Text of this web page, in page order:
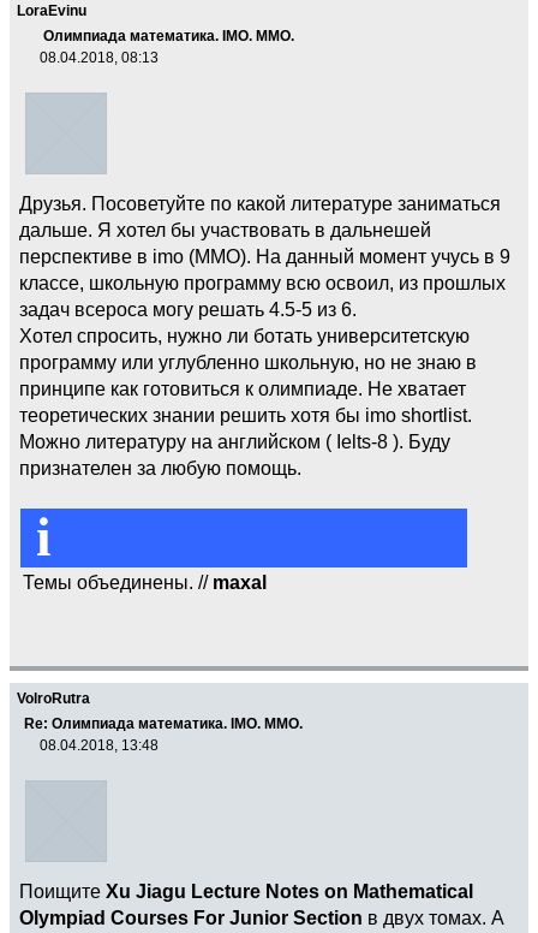
LoraEvinu
Олимпиада математика. IMO. ММО.
08.04.2018, 08:13
Друзья. Посоветуйте по какой литературе заниматься
дальше. Я хотел бы участвовать в дальнешей
перспективе в imo (ММО). На данный момент учусь в 9
классе, школьную программу всю освоил, из прошлых
задач всероса могу решать 4.5-5 из 6.
Хотел спросить, нужно ли ботать университетскую
программу или углубленно школьную, но не знаю в
принципе как готовиться к олимпиаде. Не хватает
теоретических знании решить хотя бы imo shortlist.
Можно литературу на английском ( Ielts-8 ). Буду
признателен за любую помощь.
i
Темы объединены. // maxal
VolroRutra
Re: Олимпиада математика. IMO. ММО.
08.04.2018, 13:48
Поищите Xu Jiagu Lecture Notes on Mathematical
Olympiad Courses For Junior Section в двух томах. А